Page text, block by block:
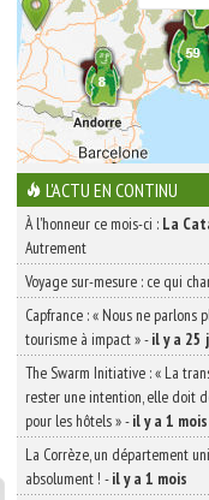
L'ACTU EN CONTINU
À l'honneur ce mois-ci : La
Autrement
Voyage sur-mesure : ce qui
Capfrance : « Nous ne
tourisme à impact »-il y a 25
The Swarm Initiative : « La
rester une intention, elle doit
pour les hôtels »-il y a 1 mois
La Corrèze, un département
absolument ! -il y a 1 mois